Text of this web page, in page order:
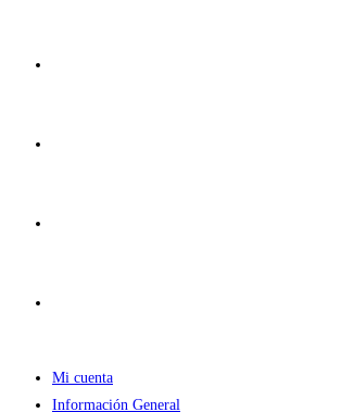
Mi cuenta
Información General